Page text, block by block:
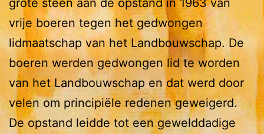
grote steen aan de opstand in 1963 van
vrije boeren tegen het gedwongen
lidmaatschap van het Landbouwschap. De
boeren werden gedwongen lid te worden
van het Landbouwschap en dat werd door
velen om principiële redenen geweigerd.
De opstand leidde tot een gewelddadige